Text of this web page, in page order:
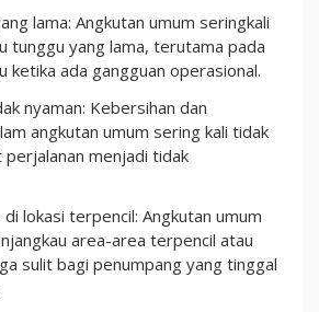
lama: Angkutan umum seringkali
tunggu yang lama, terutama pada
ketika ada gangguan operasional.
nyaman: Kebersihan dan
angkutan umum sering kali tidak
menjadi tidak
lokasi terpencil: Angkutan umum
area-area terpencil atau
sulit bagi penumpang yang tinggal